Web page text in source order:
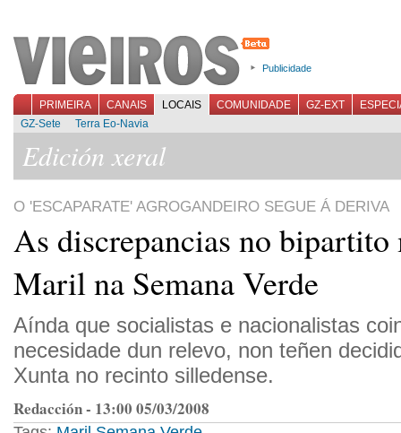
Publicidade
PRIMEIRA CANAIS LOCAIS COMUNIDADE GZ-EXT
GZ-Sete
Terra Eo-Navia
Edición xeral
O 'ESCAPARATE' AGROGANDEIRO SEGUE Á DERIVA
As discrepancias no bipartito
Maril na Semana Verde
Aínda que socialistas e nacionalistas
necesidade dun relevo, non teñen
Xunta no recinto silledense.
Redacción - 13:00 05/03/2008